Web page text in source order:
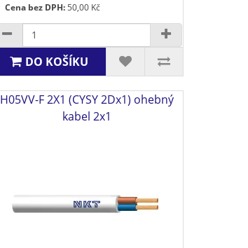
Cena bez DPH:50,00 Kč
DO KOŠÍKU
H05VV-F 2X1 (CYSY 2Dx1) ohebný
kabel 2x1